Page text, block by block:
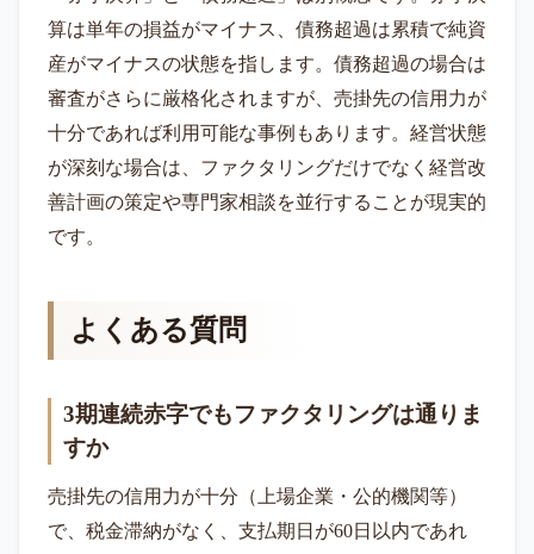
算は単年の損益がマイナス、債務超過は累積で純資
産がマイナスの状態を指します。債務超過の場合は
審査がさらに厳格化されますが、売掛先の信用力が
十分であれば利用可能な事例もあります。経営状態
が深刻な場合は、ファクタリングだけでなく経営改
善計画の策定や専門家相談を並行することが現実的
です。
よくある質問
3期連続赤字でもファクタリングは通りま
すか
売掛先の信用力が十分（上場企業・公的機関等）
で、税金滞納がなく、支払期日が60日以内であれ